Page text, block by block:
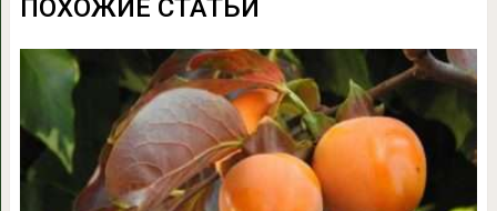
ПОХОЖИЕ СТАТЬИ